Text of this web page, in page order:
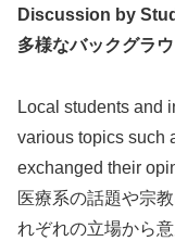
Discussion by
多様なバックグラ
Local students and
various topics such
exchanged their
医療系の話題や宗
れぞれの立場から